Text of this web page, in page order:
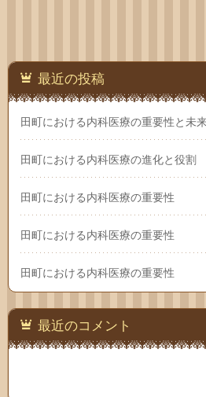
最近の投稿
田町における内科医療の重要性と未
田町における内科医療の進化と役割
田町における内科医療の重要性
田町における内科医療の重要性
田町における内科医療の重要性
最近のコメント